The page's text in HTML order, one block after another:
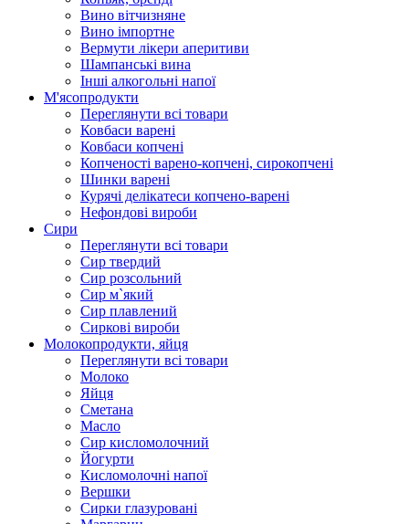
Вино вітчизняне
Вино імпортне
Вермути лікери аперитиви
Шампанські вина
Інші алкогольні напої
М'ясопродукти
Переглянути всі товари
Ковбаси варені
Ковбаси копчені
Копченості варено-копчені, сирокопчені
Шинки варені
Курячі делікатеси копчено-варені
Нефондові вироби
Сири
Переглянути всі товари
Сир твердий
Сир розсольний
Сир м`який
Сир плавлений
Сиркові вироби
Молокопродукти, яйця
Переглянути всі товари
Молоко
Яйця
Сметана
Масло
Сир кисломолочний
Йогурти
Кисломолочні напої
Вершки
Сирки глазуровані